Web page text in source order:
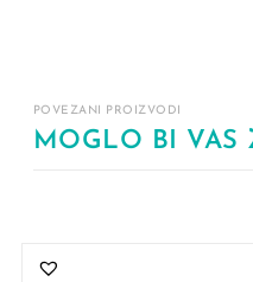
POVEZANI PROIZVODI
MOGLO BI VAS